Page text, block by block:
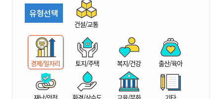
시
산
유형선택
건설/교통
경제/일자리 토지/주택 복지/건강 출산/육아